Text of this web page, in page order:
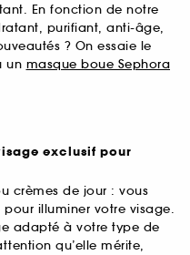
En fonction de notre
purifiant, anti-âge,
? On essaie le
un masque boue Sephora
exclusif pour
crèmes de jour : vous
pour illuminer votre visage.
adapté à votre type de
qu’elle mérite,